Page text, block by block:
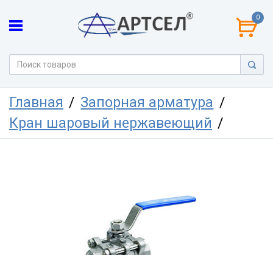
0
Главная
Запорная арматура
Кран шаровый нержавеющий